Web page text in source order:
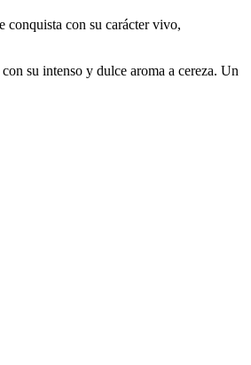
conquista con su carácter vivo,
su intenso y dulce aroma a cereza. Un